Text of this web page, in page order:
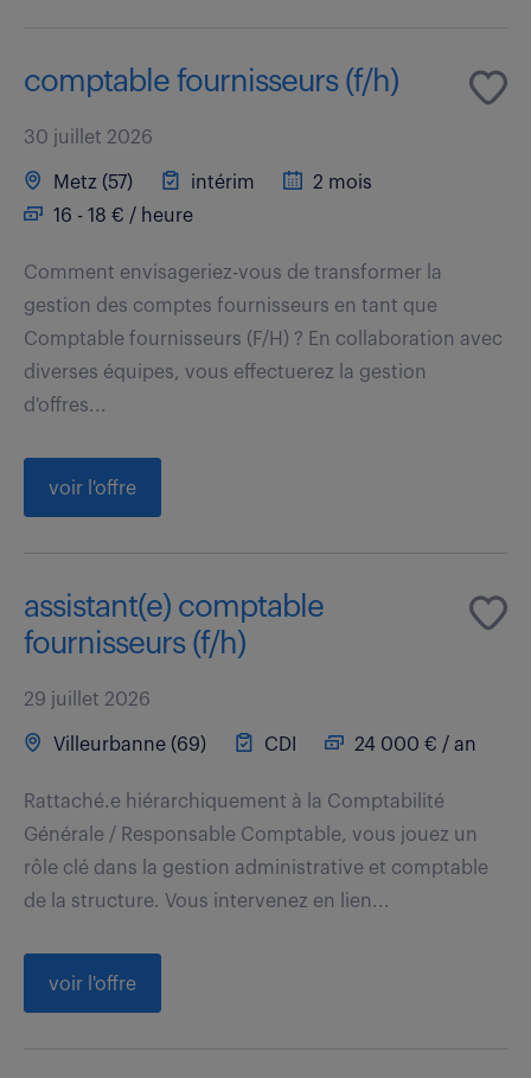
comptable fournisseurs (f/h)
30 juillet 2026
Metz (57) intérim
2 mois
16 - 18 € / heure
Comment envisageriez-vous de transformer la
gestion des comptes fournisseurs en tant que
Comptable fournisseurs (F/H) ? En collaboration avec
diverses équipes, vous effectuerez la gestion
d'offres...
voir l'offre
assistant(e) comptable
fournisseurs (f/h)
29 juillet 2026
Villeurbanne (69) CDI 24 000 € / an
Rattaché.e hiérarchiquement à la Comptabilité
Générale / Responsable Comptable, vous jouez un
rôle clé dans la gestion administrative et comptable
de la structure. Vous intervenez en lien...
voir l'offre